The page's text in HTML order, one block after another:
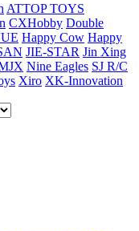
ATTOP TOYS
CXHobby Double
Happy Cow Happy
JIE-STAR Jin Xing
Nine Eagles SJ R/C
Xiro XK-Innovation